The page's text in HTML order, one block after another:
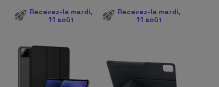
Recevez-le mardi,
11 août
Recevez-le mardi,
11 août